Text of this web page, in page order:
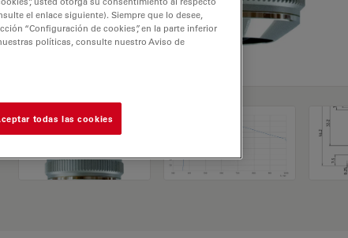
el enlace siguiente). Siempre que lo desee,
“Configuración de cookies”, en la parte inferior
políticas, consulte nuestro Aviso de
todas las cookies